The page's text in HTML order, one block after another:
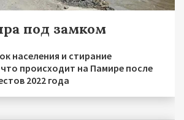
под замком
населения и стирание
происходит на Памире после
2022 года